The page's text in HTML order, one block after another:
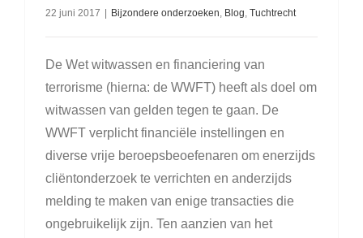
22 juni 2017 | Bijzondere onderzoeken Blog Tuchtrecht
De Wet witwassen en financiering van
terrorisme (hierna: de WWFT) heeft als doel om
witwassen van gelden tegen te gaan. De
WWFT verplicht financiële instellingen en
diverse vrije beroepsbeoefenaren om enerzijds
cliëntonderzoek te verrichten en anderzijds
melding te maken van enige transacties die
ongebruikelijk zijn. Ten aanzien van het